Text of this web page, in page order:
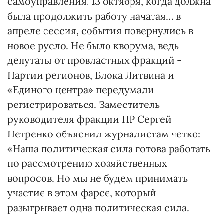
была продолжить работу начатая… в
апреле сессия, события повернулись в
новое русло. Не было кворума, ведь
депутаты от провластных фракций -
Партии регионов, Блока Литвина и
«Единого центра» передумали
регистрироваться. Заместитель
руководителя фракции ПР Сергей
Петренко объяснил журналистам четко:
«Наша политическая сила готова работать
по рассмотрению хозяйственных
вопросов. Но мы не будем принимать
участие в этом фарсе, который
разыгрывает одна политическая сила.